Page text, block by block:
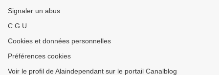
Signaler un abus
C.G.U.
Cookies et données personnelles
Préférences cookies
Voir le profil de Alaindependant sur le portail Canalblog